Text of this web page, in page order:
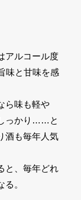
アルコール度
味と甘味を感
ら味も軽や
っかり……と
酒も毎年人気
と、毎年どれ
。